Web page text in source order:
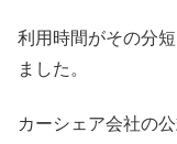
利用時間がその分
ました。
カーシェア会社の